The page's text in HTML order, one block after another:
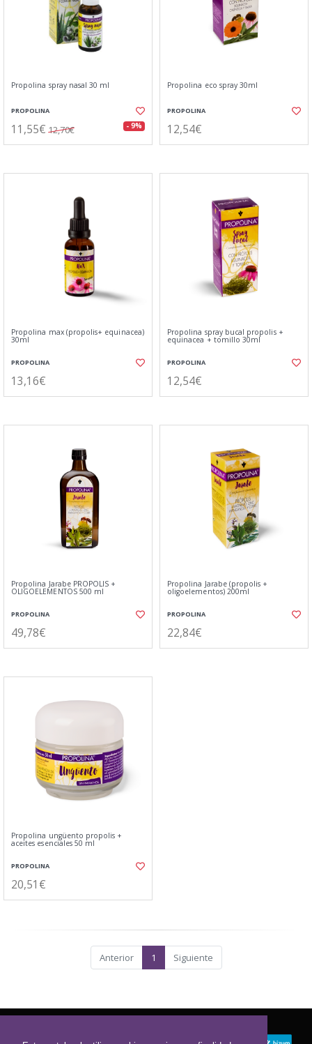
Propolina spray nasal 30 ml
PROPOLINA
11,55€ 12,70€ - 9%
Propolina eco spray 30ml
PROPOLINA
12,54€
Propolina max (propolis+ equinacea)
30ml
PROPOLINA
13,16€
Propolina spray bucal propolis +
equinacea + tomillo 30ml
PROPOLINA
12,54€
Propolina Jarabe PROPOLIS +
OLIGOELEMENTOS 500 ml
PROPOLINA
49,78€
Propolina Jarabe (propolis +
oligoelementos) 200ml
PROPOLINA
22,84€
Propolina ungüento propolis +
aceites esenciales 50 ml
PROPOLINA
20,51€
Anterior 1 Siguiente